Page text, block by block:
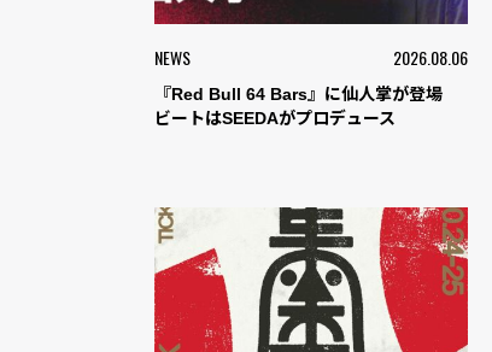
NEWS 2026.08.06
『Red Bull 64 Bars』に仙人掌が登場
ビートはSEEDAがプロデュース